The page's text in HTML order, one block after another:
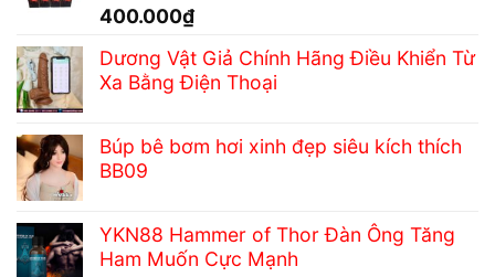
400.000₫
Dương Vật Giả Chính Hãng Điều Khiển Từ
Xa Bằng Điện Thoại
Búp bê bơm hơi xinh đẹp siêu kích thích
BB09
YKN88 Hammer of Thor Đàn Ông Tăng
Ham Muốn Cực Mạnh